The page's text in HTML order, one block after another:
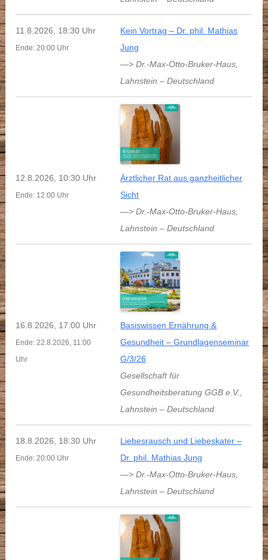
11.8.2026, 18:30 Uhr
Ende: 20:00 Uhr
Kein Vortrag – Dr. phil. Mathias
Jung
—> Dr.-Max-Otto-Bruker-Haus,
Lahnstein –Deutschland
12.8.2026, 10:30 Uhr
Ende: 12:00 Uhr
Ärztlicher Rat aus ganzheitlicher
Sicht
—> Dr.-Max-Otto-Bruker-Haus,
Lahnstein –Deutschland
16.8.2026, 17:00 Uhr
Ende: 22.8.2026, 11:00
Uhr
Basiswissen Ernährung &
Gesundheit – Grundlagenseminar
G/3/26
Gesellschaft für
Gesundheitsberatung GGB e.V.,
Lahnstein –Deutschland
18.8.2026, 18:30 Uhr
Ende: 20:00 Uhr
Liebesrausch und Liebeskater –
Dr. phil. Mathias Jung
—> Dr.-Max-Otto-Bruker-Haus,
Lahnstein –Deutschland